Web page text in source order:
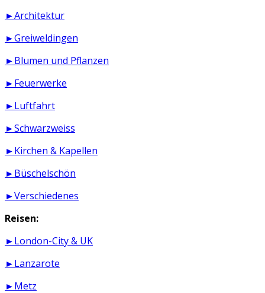
►Architektur
►Greiweldingen
►Blumen und Pflanzen
►Feuerwerke
►Luftfahrt
►Schwarzweiss
►Kirchen & Kapellen
►Büschelschön
►Verschiedenes
Reisen:
►London-City & UK
►Lanzarote
►Metz